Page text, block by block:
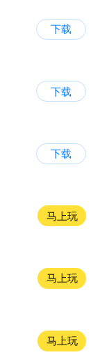
下载
下载
下载
马上玩
马上玩
马上玩